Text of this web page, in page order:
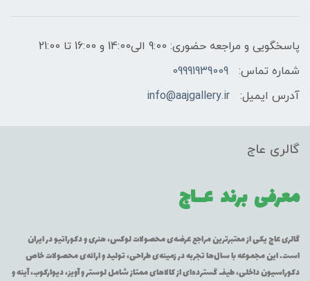
پاسخگویی و مراجعه حضوری: 9:00 الی14:00 و 16:00 تا 21:00
شماره تماس:
09991939009
آدرس ایمیل:
info@aajgallery.ir
گالری عاج
معرفی برند عــاج
گالری عاج یکی از معتبرترین مراجع عرضه‌ی محصولات لوکس، هنری و دکوراتیو در ایران
است. این مجموعه با سال‌ها تجربه در زمینه‌ی طراحی، تولید و ارائه‌ی محصولات خاص
دکوراسیون داخلی، طیف گسترده‌ای از کالاهای ممتاز شامل لوستر و آویز، دیوارکوب، آینه و